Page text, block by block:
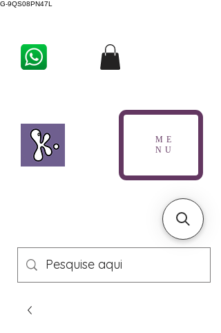
G-9QS08PN47L
ME
NU